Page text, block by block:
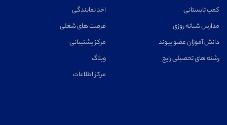
کمپ تابستانی
مدارس شبانه روزی
دانش آموزان عضو پیوند
رشته های تحصیلی رایج
اخد نمایندگی
فرصت های شغلی
مرکز پشتیبانی
وبلاگ
مرکز اطلاعات